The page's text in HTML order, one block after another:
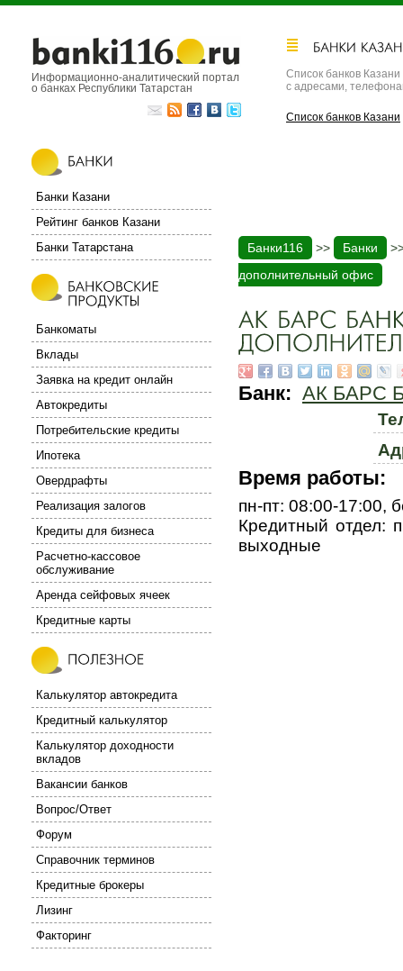
Банки116 >> Банки
дополнительный офис
Банк: АК БАРС
Время работы:
пн-пт: 08:00-17:00,
Кредитный отдел:
выходные
Информационно-аналитический портал
о банках Республики Татарстан
Список банков Казани
с адресами,
Список банков Казани
Банки Казани
Рейтинг банков Казани
Банки Татарстана
Банкоматы
Вклады
Заявка на кредит онлайн
Автокредиты
Потребительские кредиты
Ипотека
Овердрафты
Реализация залогов
Кредиты для бизнеса
Расчетно-кассовое
обслуживание
Аренда сейфовых ячеек
Кредитные карты
Калькулятор автокредита
Кредитный калькулятор
Калькулятор доходности
вкладов
Вакансии банков
Вопрос/Ответ
Форум
Справочник терминов
Кредитные брокеры
Лизинг
Факторинг